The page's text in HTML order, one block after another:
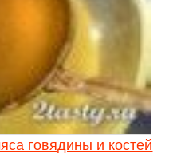
говядины и костей